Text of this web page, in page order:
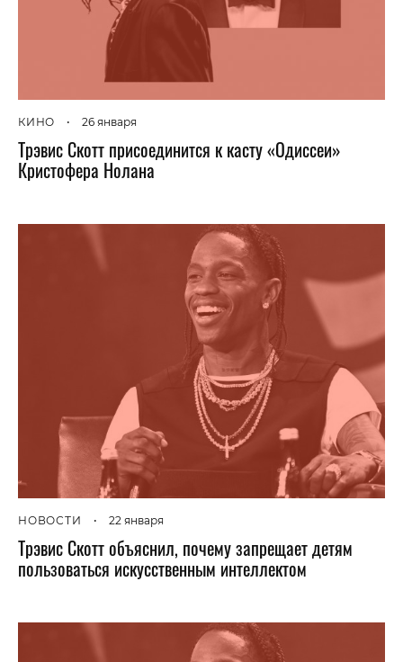
КИНО • 26 января
Трэвис Скотт присоединится к касту «Одиссеи»
Кристофера Нолана
НОВОСТИ • 22 января
Трэвис Скотт объяснил, почему запрещает детям
пользоваться искусственным интеллектом